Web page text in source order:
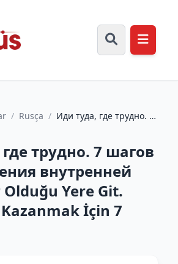
/ Rusça / Иди туда, где трудно. 7
трудно. 7 шагов
внутренней
Yere Git.
İçin 7